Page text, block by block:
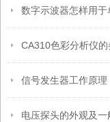
数字示波器怎样用于
CA310色彩分析仪
信号发生器工作原理
电压探头的外观及